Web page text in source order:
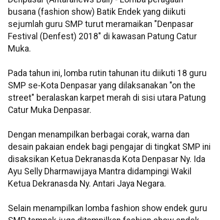
busana (fashion show) Batik Endek yang diikuti
sejumlah guru SMP turut meramaikan "Denpasar
Festival (Denfest) 2018" di kawasan Patung Catur
Muka.
Pada tahun ini, lomba rutin tahunan itu diikuti 18 guru
SMP se-Kota Denpasar yang dilaksanakan "on the
street" beralaskan karpet merah di sisi utara Patung
Catur Muka Denpasar.
Dengan menampilkan berbagai corak, warna dan
desain pakaian endek bagi pengajar di tingkat SMP ini
disaksikan Ketua Dekranasda Kota Denpasar Ny. Ida
Ayu Selly Dharmawijaya Mantra didampingi Wakil
Ketua Dekranasda Ny. Antari Jaya Negara.
Selain menampilkan lomba fashion show endek guru